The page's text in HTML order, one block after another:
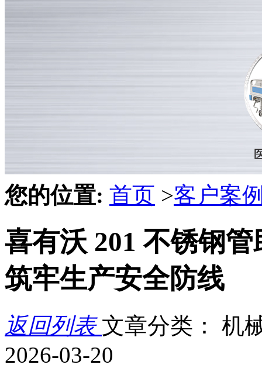
您的位置: 首页 >客户案
喜有沃 201 不锈钢
筑牢生产安全防线
返回列表文章分类： 机
2026-03-20